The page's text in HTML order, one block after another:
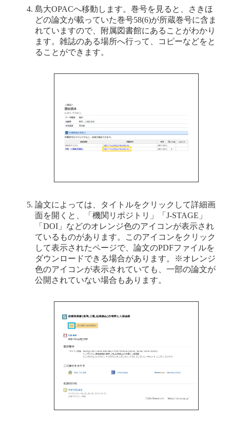
島大OPACへ移動します。巻号を見ると、さきほ
どの論文が載っていた巻号58(6)が所蔵巻号に含ま
れていますので、附属図書館にあることがわかり
ます。雑誌のある場所へ行って、コピーなどをと
ることができます。
論文によっては、タイトルをクリックして詳細画
面を開くと、「機関リポジトリ」「J-STAGE」
「DOI」などのオレンジ色のアイコンが表示され
ているものがあります。このアイコンをクリック
して表示されたページで、論文のPDFファイルを
ダウンロードできる場合があります。※オレンジ
色のアイコンが表示されていても、一部の論文が
公開されていない場合もあります。